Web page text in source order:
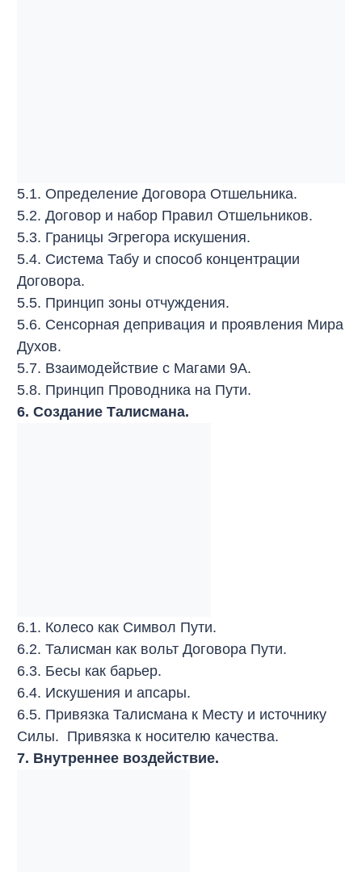
5.1. Определение Договора Отшельника.
5.2. Договор и набор Правил Отшельников.
5.3. Границы Эгрегора искушения.
5.4. Система Табу и способ концентрации
Договора.
5.5. Принцип зоны отчуждения.
5.6. Сенсорная депривация и проявления Мира
Духов.
5.7. Взаимодействие с Магами 9А.
5.8. Принцип Проводника на Пути.
6. Создание Талисмана.
6.1. Колесо как Символ Пути.
6.2. Талисман как вольт Договора Пути.
6.3. Бесы как барьер.
6.4. Искушения и апсары.
6.5. Привязка Талисмана к Месту и источнику
Силы. Привязка к носителю качества.
7. Внутреннее воздействие.